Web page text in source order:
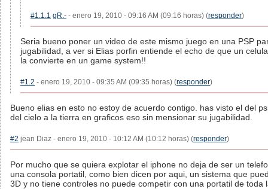
#1.1.1 gR.- - enero 19, 2010 - 09:16 AM (09:16 horas) (responder)
Seria bueno poner un video de este mismo juego en una PSP
jugabilidad, a ver si Elias porfin entiende el echo de que un
la convierte en un game system!!
#1.2 - enero 19, 2010 - 09:35 AM (09:35 horas) (responder)
Bueno elias en esto no estoy de acuerdo contigo. has visto el del
del cielo a la tierra en graficos eso sin mensionar su jugabilidad.
#2 jean Diaz - enero 19, 2010 - 10:12 AM (10:12 horas) (responder)
Por mucho que se quiera explotar el iphone no deja de ser un
una consola portatil, como bien dicen por aqui, un sistema que
3D y no tiene controles no puede competir con una portatil de toda